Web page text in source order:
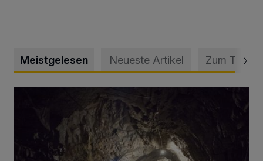
Meistgelesen Neueste Artikel Zum Thema